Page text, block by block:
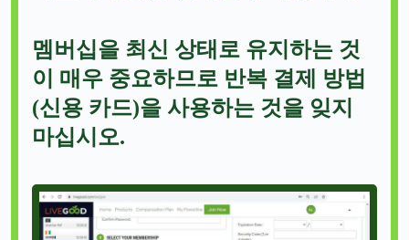
멤버십을 최신 상태로 유지하는 것
이 매우 중요하므로 반복 결제 방법
(신용 카드)을 사용하는 것을 잊지
마십시오.